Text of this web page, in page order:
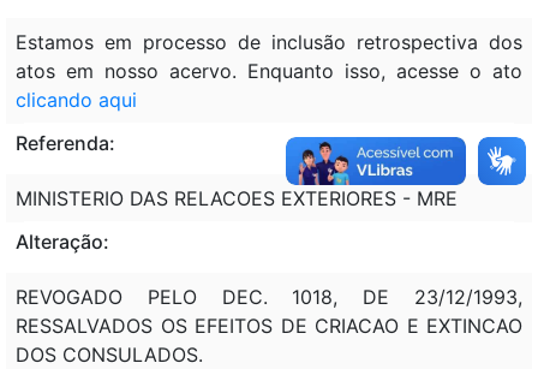
Estamos em processo de inclusão retrospectiva dos
atos em nosso acervo. Enquanto isso, acesse o ato
clicando aqui
Referenda:
MINISTERIO DAS RELACOES EXTERIORES - MRE
Alteração:
REVOGADO PELO DEC. 1018, DE 23/12/1993,
RESSALVADOS OS EFEITOS DE CRIACAO E EXTINCAO
DOS CONSULADOS.